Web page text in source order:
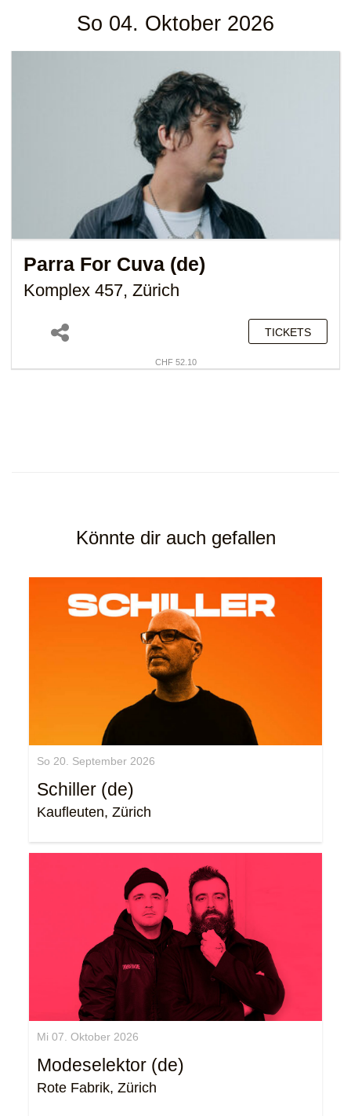
So 04. Oktober 2026
Parra For Cuva (de)
Komplex 457, Zürich
TICKETS
CHF 52.10
Könnte dir auch gefallen
So 20. September 2026
Schiller (de)
Kaufleuten, Zürich
Mi 07. Oktober 2026
Modeselektor (de)
Rote Fabrik, Zürich